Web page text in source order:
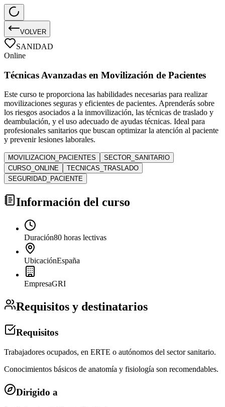
VOLVER
SANIDAD
Online
Técnicas Avanzadas en Movilización de Pacientes
Este curso te proporciona las habilidades necesarias para realizar
movilizaciones seguras y eficientes de pacientes. Aprenderás sobre
los riesgos asociados a la inmovilización, las técnicas de traslado y
deambulación, y el uso adecuado de ayudas técnicas. Ideal para
profesionales sanitarios que buscan optimizar la atención al paciente
y prevenir lesiones laborales.
MOVILIZACION_PACIENTES
SECTOR_SANITARIO
CURSO_ONLINE
TECNICAS_TRASLADO
SEGURIDAD_PACIENTE
Información del curso
Duración80 horas lectivas
UbicaciónEspaña
EmpresaGRI
Requisitos y destinatarios
Requisitos
Trabajadores ocupados, en ERTE o autónomos del sector sanitario.
Conocimientos básicos de anatomía y fisiología son recomendables.
Dirigido a